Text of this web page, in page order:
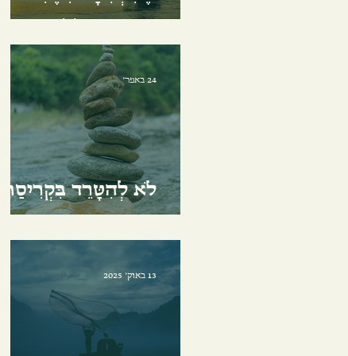
סְפִינָה הַנּוֹשֵׂאת אוֹתִי
לֹא לְהִטָּרֵד בִּקְרִיסַת
הַדְּבָרִים
24 באפר׳
13 באוק׳ 2025